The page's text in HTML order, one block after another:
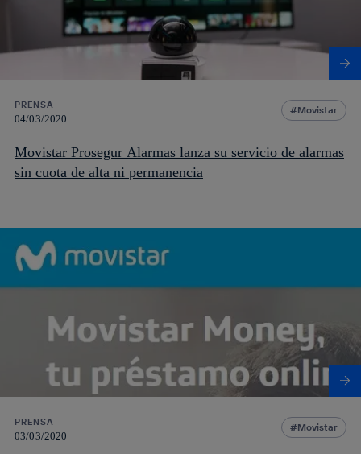
PRENSA
04/03/2020
Movistar
Movistar Prosegur Alarmas lanza su servicio de alarmas
sin cuota de alta ni permanencia
PRENSA
03/03/2020
Movistar